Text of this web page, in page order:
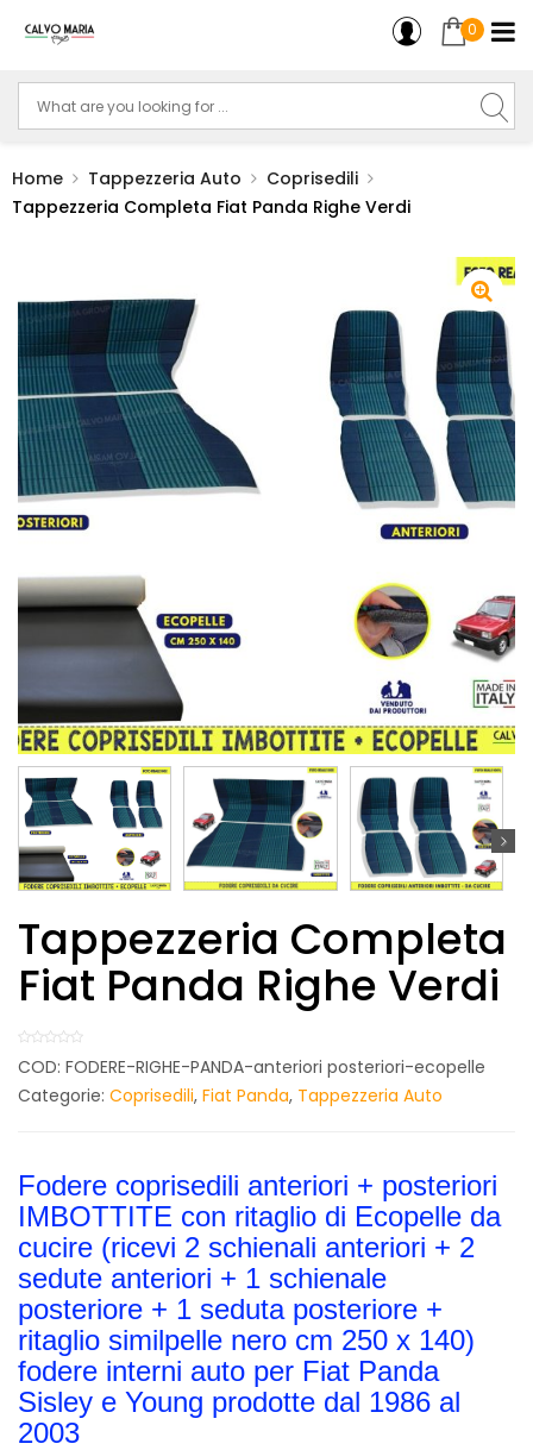
0
Home Tappezzeria Auto
Coprisedili
Tappezzeria Completa Fiat Panda Righe Verdi
Tappezzeria Completa
Fiat Panda Righe Verdi
COD: FODERE-RIGHE-PANDA-anteriori posteriori-ecopelle
Categorie: Coprisedili, Fiat Panda, Tappezzeria Auto
Fodere coprisedili anteriori + posteriori
IMBOTTITE con ritaglio di Ecopelle da
cucire (ricevi 2 schienali anteriori + 2
sedute anteriori + 1 schienale
posteriore + 1 seduta posteriore +
ritaglio similpelle nero cm 250 x 140)
fodere interni auto per Fiat Panda
Sisley e Young prodotte dal 1986 al
2003